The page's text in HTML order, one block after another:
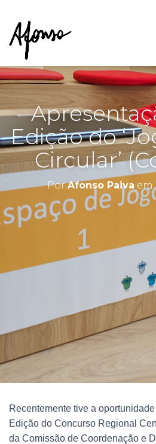
Edição do
Circular’
PorAfonso Paiva em
Recentemente tive a
Edição do Concurso Regional
da Comissão de Coordenação e